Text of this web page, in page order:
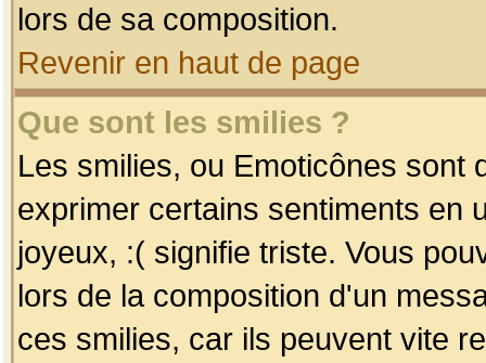
lors de sa composition.
Revenir en haut de page
Que sont les smilies ?
Les smilies, ou Emoticônes sont
exprimer certains sentiments en
joyeux, :( signifie triste. Vous
lors de la composition d'un
ces smilies, car ils peuvent vite